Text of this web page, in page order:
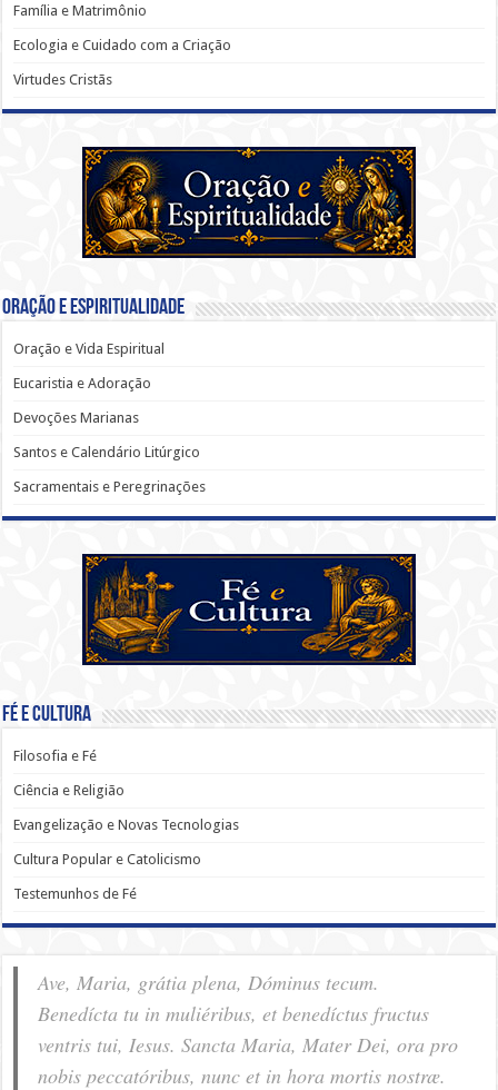
Família e Matrimônio
Ecologia e Cuidado com a Criação
Virtudes Cristãs
Oração e Espiritualidade
Oração e Vida Espiritual
Eucaristia e Adoração
Devoções Marianas
Santos e Calendário Litúrgico
Sacramentais e Peregrinações
Fé e Cultura
Filosofia e Fé
Ciência e Religião
Evangelização e Novas Tecnologias
Cultura Popular e Catolicismo
Testemunhos de Fé
Ave, Maria, grátia plena, Dóminus tecum.
Benedícta tu in muliéribus, et benedíctus fructus
ventris tui, Iesus. Sancta Maria, Mater Dei, ora pro
nobis pec­ca­tóribus, nunc et in hora mortis nostræ.